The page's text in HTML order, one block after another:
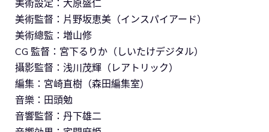
美術設定：大原盛仁
美術監督：片野坂恵美（インスパイアード）
美術總監：増山修
CG 監督：宮下るりか（しいたけデジタル）
攝影監督：浅川茂輝（レアトリック）
編集：宮崎直樹（森田編集室）
音樂：田頭勉
音響監督：丹下雄二